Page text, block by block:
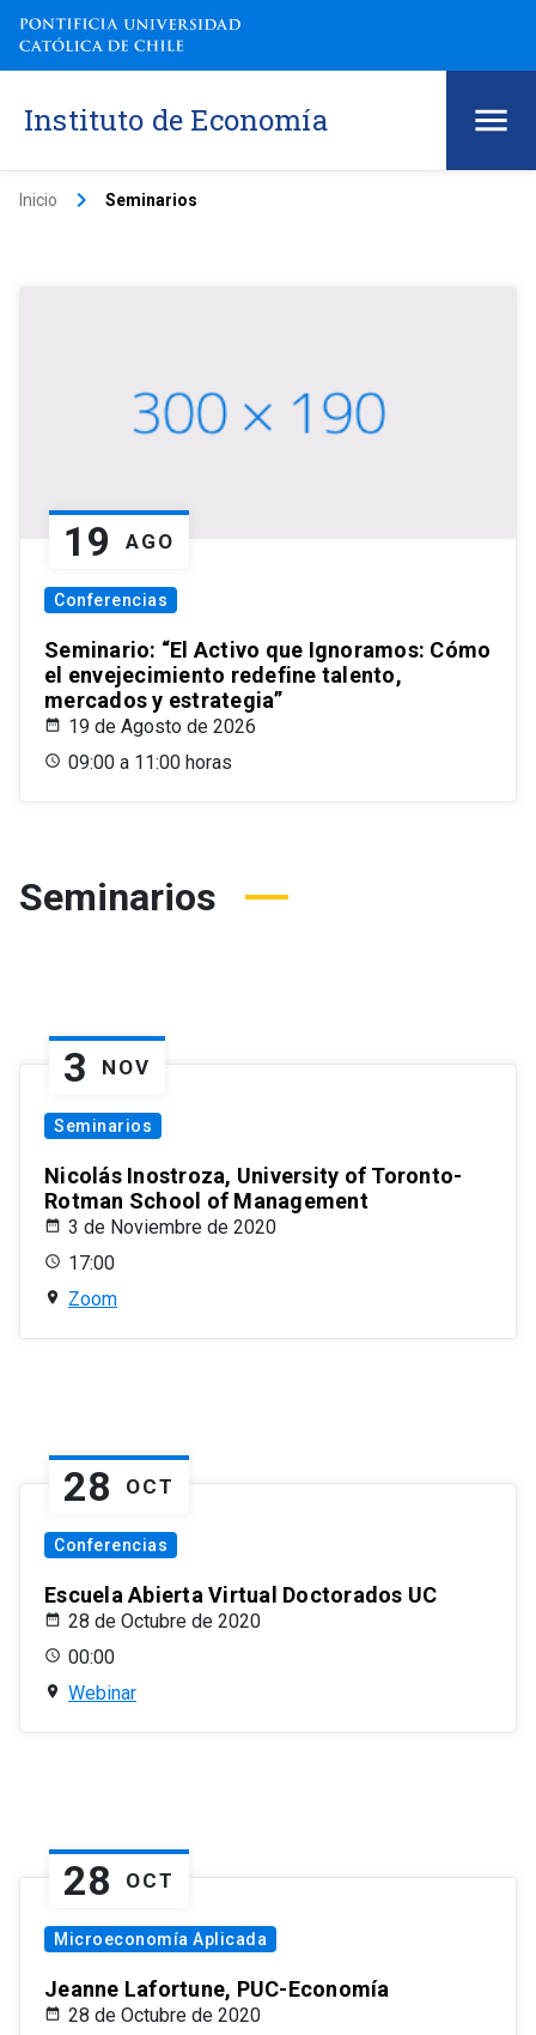
Instituto de Economía
Inicio keyboard_arrow_right Seminarios
19 AGO
Conferencias
Seminario: “El Activo que Ignoramos: Cómo
el envejecimiento redefine talento,
mercados y estrategia”
19 de Agosto de 2026
09:00 a 11:00 horas
Seminarios
3 NOV
Seminarios
Nicolás Inostroza, University of Toronto-
Rotman School of Management
3 de Noviembre de 2020
17:00
Zoom
28 OCT
Conferencias
Escuela Abierta Virtual Doctorados UC
28 de Octubre de 2020
00:00
Webinar
28 OCT
Microeconomía Aplicada
Jeanne Lafortune, PUC-Economía
28 de Octubre de 2020